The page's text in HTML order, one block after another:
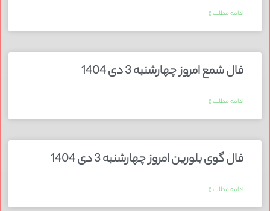
ادامه مطلب »
فال شمع امروز چهارشنبه 3 دی 1404
ادامه مطلب »
فال گوی بلورین امروز چهارشنبه 3 دی 1404
ادامه مطلب »